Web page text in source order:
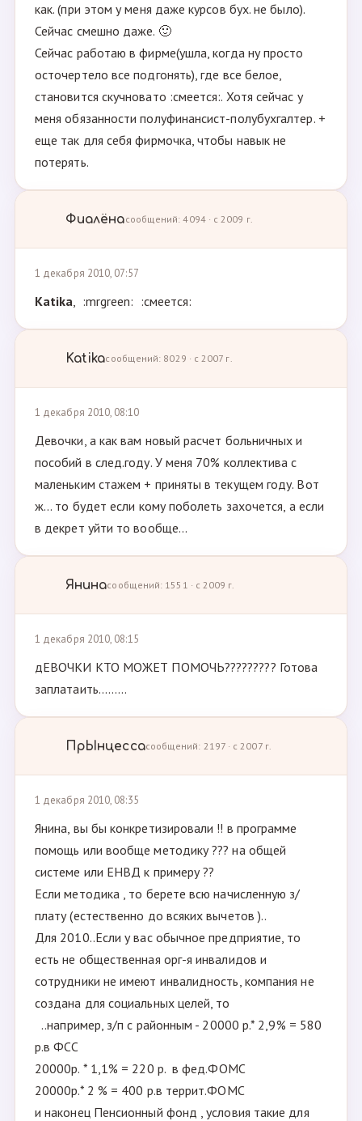
как. (при этом у меня даже курсов бух. не было).
Сейчас смешно даже. 🙂
Сейчас работаю в фирме(ушла, когда ну просто
осточертело все подгонять), где все белое,
становится скучновато :смеется:. Хотя сейчас у
меня обязанности полуфинансист-полубухгалтер. +
еще так для себя фирмочка, чтобы навык не
потерять.
Фиалёнасообщений: 4094 · с 2009 г.
1 декабря 2010, 07:57
Katika, :mrgreen: :смеется:
Katikaсообщений: 8029 · с 2007 г.
1 декабря 2010, 08:10
Девочки, а как вам новый расчет больничных и
пособий в след.году. У меня 70% коллектива с
маленьким стажем + приняты в текущем году. Вот
ж... то будет если кому поболеть захочется, а если
в декрет уйти то вообще...
Янинасообщений: 1551 · с 2009 г.
1 декабря 2010, 08:15
дЕВОЧКИ КТО МОЖЕТ ПОМОЧЬ????????? Готова
заплатаить.........
ПрЫнцессасообщений: 2197 · с 2007 г.
1 декабря 2010, 08:35
Янина, вы бы конкретизировали !! в программе
помощь или вообще методику ??? на общей
системе или ЕНВД к примеру ??
Если методика , то берете всю начисленную з/
плату (естественно до всяких вычетов )..
Для 2010..Если у вас обычное предприятие, то
есть не общественная орг-я инвалидов и
сотрудники не имеют инвалидность, компания не
создана для социальных целей, то
..например, з/п с районным - 20000 р.* 2,9% = 580
р.в ФСС
20000р. * 1,1% = 220 р. в фед.ФОМС
20000р.* 2 % = 400 р.в террит.ФОМС
и наконец Пенсионный фонд , условия такие для